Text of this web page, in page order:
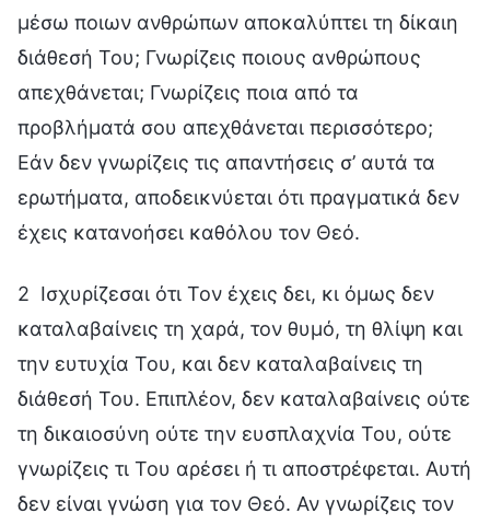
μέσω ποιων ανθρώπων αποκαλύπτει τη δίκαιη
διάθεσή Του; Γνωρίζεις ποιους ανθρώπους
απεχθάνεται; Γνωρίζεις ποια από τα
προβλήματά σου απεχθάνεται περισσότερο;
Εάν δεν γνωρίζεις τις απαντήσεις σ’ αυτά τα
ερωτήματα, αποδεικνύεται ότι πραγματικά δεν
έχεις κατανοήσει καθόλου τον Θεό.
2 Ισχυρίζεσαι ότι Τον έχεις δει, κι όμως δεν
καταλαβαίνεις τη χαρά, τον θυμό, τη θλίψη και
την ευτυχία Του, και δεν καταλαβαίνεις τη
διάθεσή Του. Επιπλέον, δεν καταλαβαίνεις ούτε
τη δικαιοσύνη ούτε την ευσπλαχνία Του, ούτε
γνωρίζεις τι Του αρέσει ή τι αποστρέφεται. Αυτή
δεν είναι γνώση για τον Θεό. Αν γνωρίζεις τον